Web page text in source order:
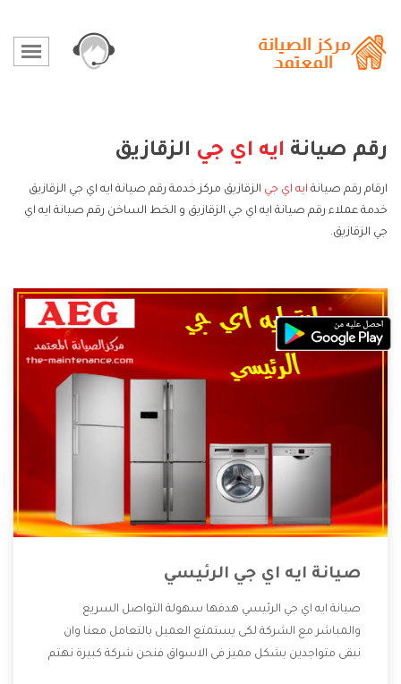
رقم صيانة ايه اي جي الزقازيق
ارقام رقم صيانة ايه اي جي الزقازيق مركز خدمة رقم صيانة ايه اي جي الزقازيق
خدمة عملاء رقم صيانة ايه اي جي الزقازيق و الخط الساخن رقم صيانة ايه اي
جي الزقازيق.
صيانة ايه اي جي الرئيسي
صيانة ايه اي جي الرئيسي هدفها سهولة التواصل السريع
والمباشر مع الشركة لكى يستمتع العميل بالتعامل معنا وان
نبقى متواجدين بشكل مميز فى الاسواق فنحن شركة كبيرة نهتم